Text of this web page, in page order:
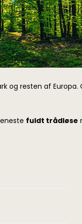
resten af Europa.
fuldt trådløse